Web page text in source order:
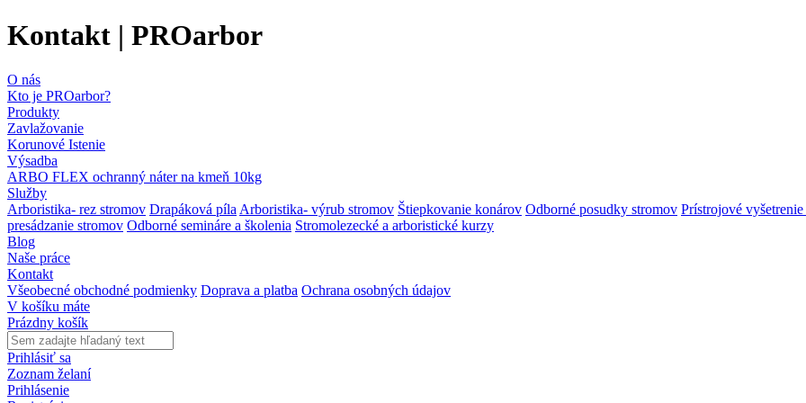
Kontakt | PROarbor
O nás
Kto je PROarbor?
Produkty
Zavlažovanie
Korunové Istenie
Výsadba
ARBO FLEX ochranný náter na kmeň 10kg
Služby
Arboristika- rez stromov Drapáková píla Arboristika- výrub stromov Štiepkovanie konárov Odborné posudky stromov Prístrojové
presádzanie stromov Odborné semináre a školenia Stromolezecké a arboristické kurzy
Blog
Naše práce
Kontakt
Všeobecné obchodné podmienky Doprava a platba Ochrana osobných údajov
V košíku máte
Prázdny košík
Prihlásiť sa
Zoznam želaní
Prihlásenie